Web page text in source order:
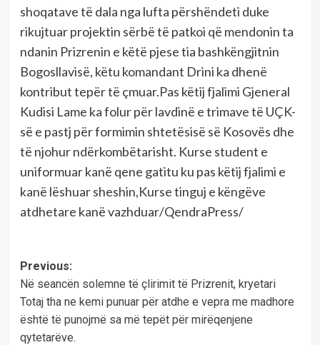
shoqatave të dala nga lufta përshëndeti duke
rikujtuar projektin sërbë të patkoi që mendonin ta
ndanin Prizrenin e këtë pjese tia bashkëngjitnin
Bogosllavisë, këtu komandant Drini ka dhenë
kontribut tepër të çmuar.Pas këtij fjalimi Gjeneral
Kudisi Lame ka folur për lavdinë e trimave të UÇK-
së e pastj për formimin shtetësisë së Kosovës dhe
të njohur ndërkombëtarisht. Kurse student e
uniformuar kanë qene gatitu ku pas këtij fjalimi e
kanë lëshuar sheshin,Kurse tinguj e këngëve
atdhetare kanë vazhduar/QendraPress/
Post
navigation
Previous:
Në seancën solemne të çlirimit të Prizrenit, kryetari
Totaj tha ne kemi punuar për atdhe e vepra me madhore
është të punojmë sa më tepët për mirëqenjene
qytetarëve.